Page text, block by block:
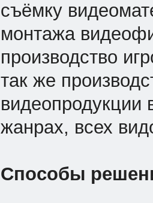
съёмку
монтажа
производство
так же
видеопродукции
жанрах, всех
Способы